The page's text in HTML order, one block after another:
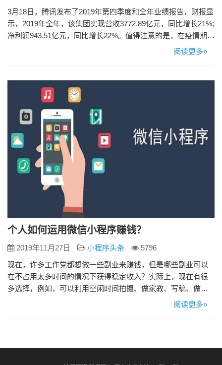
3月18日，腾讯发布了2019年第四季度和全年业绩报告，财报显
示，2019年全年，该集团实现营收3772.89亿元，同比增长21%;
净利润943.51亿元，同比增长22%。值得注意的是，在疫情期
间，微信小程序像“黑天鹅”一样杀出一条生路，日均交易笔数同
作带来更多商机 如今城市化小程序…
阅读更多»
个人如何运用微信小程序赚钱？
2019年11月27日 小程序头条
5796
现在，许多工作党都想做一些副业来赚钱，但是哪些副业可以
在不占用太多时间的情况下获得稳定收入？实际上，现在有很
多选择，例如，可以利用空闲时间拍摄、做家教、写稿、做一
个小程序，依此之类的。小程序在我们的生活中并不罕见，并
这是通过小程序销…
阅读更多»